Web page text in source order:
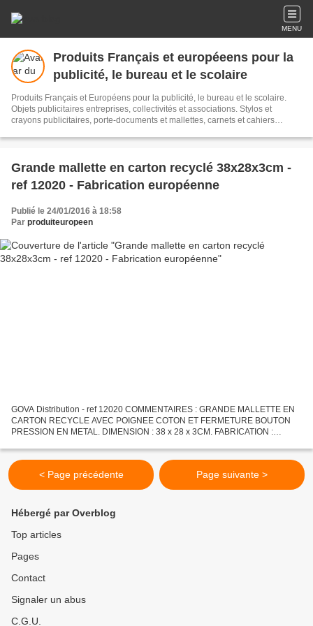
MENU
Produits Français et européeens pour la
publicité, le bureau et le scolaire
Produits Français et Européens pour la publicité, le bureau et le scolaire.
Objets publicitaires entreprises, collectivités et associations. Stylos et
crayons publicitaires, porte-documents et mallettes, carnets et cahiers
microfibres, gourdes et bidons, boîtes à goûter, règles triangulaires kutch
bâtons de marche, disques de stationnement zone bleue, jeux, puzzles et
casse-têtes en bois, pince à tique, pots et taille-crayons, porte-clés en métal
recyclé. Produits FSC®
Grande mallette en carton recyclé 38x28x3cm -
ref 12020 - Fabrication européenne
Publié le 24/01/2016 à 18:58
Par produiteuropeen
GOVA Distribution - ref 12020 COMMENTAIRES : GRANDE MALLETTE EN
CARTON RECYCLE AVEC POIGNEE COTON ET FERMETURE BOUTON
PRESSION EN METAL. DIMENSION : 38 x 28 x 3CM. FABRICATION :
< Page précédente Page suivante >
Hébergé par Overblog
Top articles
Pages
Contact
Signaler un abus
C.G.U.